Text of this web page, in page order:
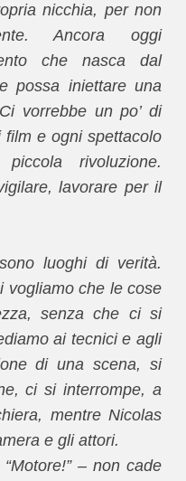
nicchia, per non
Ancora oggi
che nasca dal
possa iniettare una
vorrebbe un po’ di
film e ogni spettacolo
rivoluzione.
lavorare per il
luoghi di verità.
vogliamo che le cose
senza che ci si
ai tecnici e agli
di una scena, si
ci si interrompe, a
mentre Nicolas
e gli attori.
– non cade